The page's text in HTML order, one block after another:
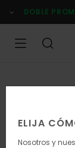
la
DOBLE
ELIJA
Nosotros y